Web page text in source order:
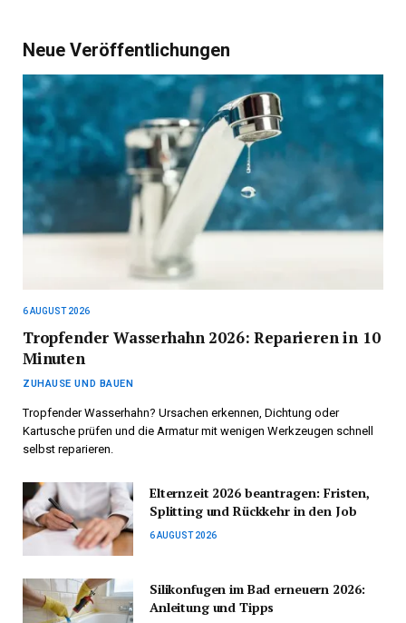
Neue Veröffentlichungen
6 AUGUST 2026
Tropfender Wasserhahn 2026: Reparieren in 10
Minuten
ZUHAUSE UND BAUEN
Tropfender Wasserhahn? Ursachen erkennen, Dichtung oder
Kartusche prüfen und die Armatur mit wenigen Werkzeugen schnell
selbst reparieren.
Elternzeit 2026 beantragen: Fristen,
Splitting und Rückkehr in den Job
6 AUGUST 2026
Silikonfugen im Bad erneuern 2026:
Anleitung und Tipps